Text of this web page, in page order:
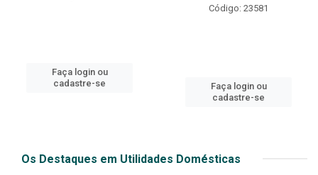
Faça login ou
cadastre-se
Código: 23581
Faça login ou
cadastre-se
Os Destaques em Utilidades Domésticas